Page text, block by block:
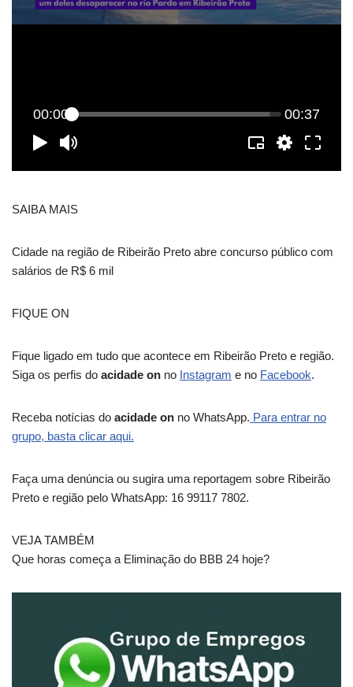
SAIBA MAIS
Cidade na região de Ribeirão Preto abre concurso público com
salários de R$ 6 mil
FIQUE ON
Fique ligado em tudo que acontece em Ribeirão Preto e região.
Siga os perfis do acidade on no Instagram e no Facebook.
Receba notícias do acidade on no WhatsApp. Para entrar no
grupo, basta clicar aqui.
Faça uma denúncia ou sugira uma reportagem sobre Ribeirão
Preto e região pelo WhatsApp: 16 99117 7802.
VEJA TAMBÉM
Que horas começa a Eliminação do BBB 24 hoje?